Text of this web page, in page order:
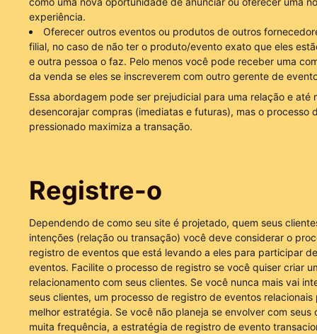
experiência.
Oferecer outros eventos ou produtos de outros
filial, no caso de não ter o produto/evento exato que eles
e outra pessoa o faz. Pelo menos você pode receber uma
da venda se eles se inscreverem com outro gerente de
Essa abordagem pode ser prejudicial para uma relação e até
desencorajar compras (imediatas e futuras), mas o processo
pressionado maximiza a transação.
Registre-o
Dependendo de como seu site é projetado, quem seus
intenções (relação ou transação) você deve considerar o
registro de eventos que está levando a eles para participar
eventos. Facilite o processo de registro se você quiser criar
relacionamento com seus clientes. Se você nunca mais vai
seus clientes, um processo de registro de eventos relacionais
melhor estratégia. Se você não planeja se envolver com seus
muita frequência, a estratégia de registro de evento